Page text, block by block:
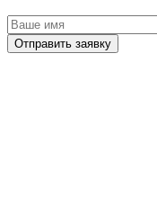
Отправить заявку